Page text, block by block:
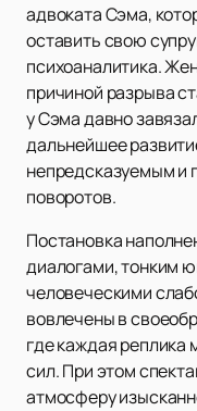
адвоката Сэма,
оставить свою
психоаналитика.
причиной разрыва
у Сэма давно
дальнейшее
непредсказуемым и
поворотов.
Постановка
диалогами, тонким
человеческими
вовлечены в
где каждая реплика
сил. При этом
атмосферу